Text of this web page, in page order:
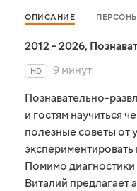
ОПИСАНИЕ
2012 - 2026,
HD
9 минут
Познавательно-
и гостям научиться
полезные советы от
Помимо
Виталий предлагает